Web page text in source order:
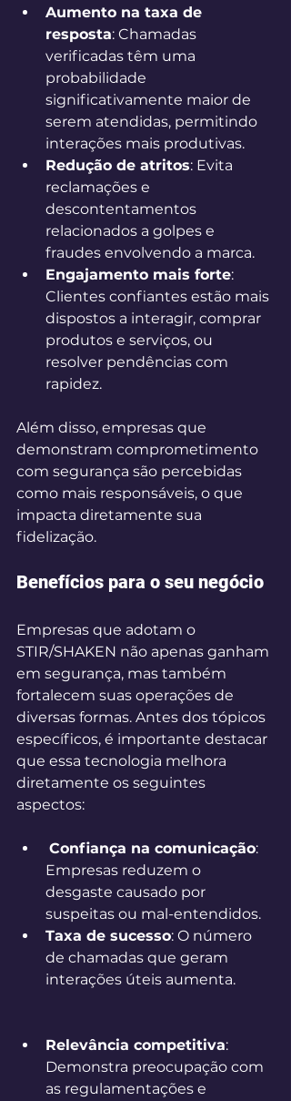
Aumento na taxa de
resposta: Chamadas
verificadas têm uma
probabilidade
significativamente maior de
serem atendidas, permitindo
interações mais produtivas.
Redução de atritos: Evita
reclamações e
descontentamentos
relacionados a golpes e
fraudes envolvendo a marca.
Engajamento mais forte:
Clientes confiantes estão mais
dispostos a interagir, comprar
produtos e serviços, ou
resolver pendências com
rapidez.
Além disso, empresas que
demonstram comprometimento
com segurança são percebidas
como mais responsáveis, o que
impacta diretamente sua
fidelização.
Benefícios para o seu negócio
Empresas que adotam o
STIR/SHAKEN não apenas ganham
em segurança, mas também
fortalecem suas operações de
diversas formas. Antes dos tópicos
específicos, é importante destacar
que essa tecnologia melhora
diretamente os seguintes
aspectos:
Confiança na comunicação:
Empresas reduzem o
desgaste causado por
suspeitas ou mal-entendidos.
Taxa de sucesso: O número
de chamadas que geram
interações úteis aumenta.
Relevância competitiva:
Demonstra preocupação com
as regulamentações e